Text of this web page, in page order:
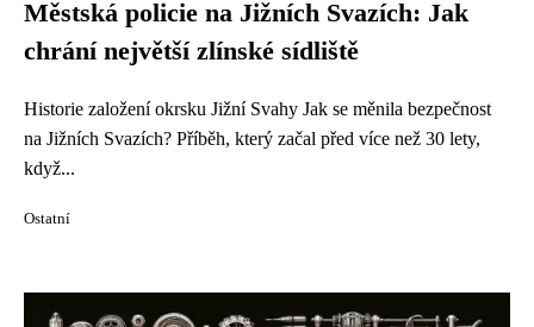
Městská policie na Jižních Svazích: Jak
chrání největší zlínské sídliště
Historie založení okrsku Jižní Svahy Jak se měnila bezpečnost
na Jižních Svazích? Příběh, který začal před více než 30 lety,
když...
Ostatní